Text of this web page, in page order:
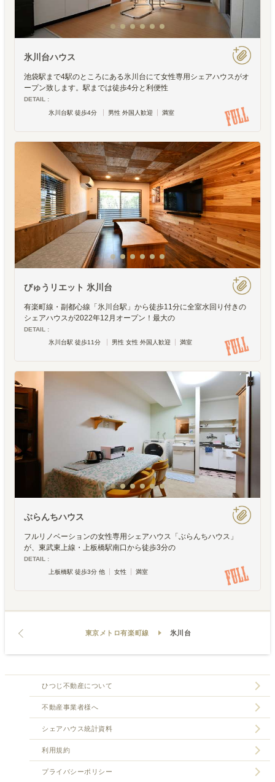
氷川台ハウス
池袋駅まで4駅のところにある氷川台にて女性専用シェアハウスがオ
ープン致します。駅までは徒歩4分と利便性
DETAIL :
氷川台駅 徒歩4分
男性 外国人歓迎 満室
びゅうリエット 氷川台
有楽町線・副都心線「氷川台駅」から徒歩11分に全室水回り付きの
シェアハウスが2022年12月オープン！最大の
DETAIL :
氷川台駅 徒歩11分
男性 女性 外国人歓迎 満室
ぶらんちハウス
フルリノベーションの女性専用シェアハウス「ぶらんちハウス」
が、東武東上線・上板橋駅南口から徒歩3分の
DETAIL :
上板橋駅 徒歩3分 他
女性 満室
東京メトロ有楽町線 氷川台
ひつじ不動産について
不動産事業者様へ
シェアハウス統計資料
利用規約
プライバシーポリシー